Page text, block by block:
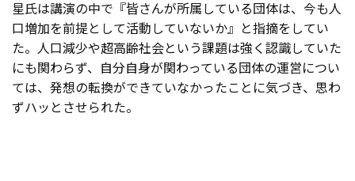
星氏は講演の中で『皆さんが所属している団体は、今も人
口増加を前提として活動していないか』と指摘をしてい
た。人口減少や超高齢社会という課題は強く認識していた
にも関わらず、自分自身が関わっている団体の運営につい
ては、発想の転換ができていなかったことに気づき、思わ
ずハッとさせられた。